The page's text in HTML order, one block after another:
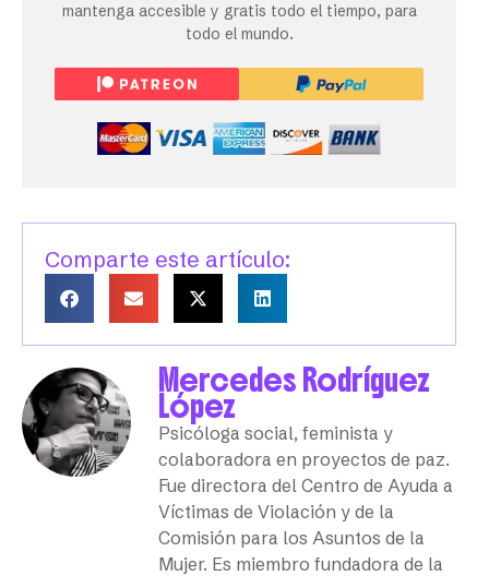
mantenga accesible y gratis todo el tiempo, para
todo el mundo.
Comparte este artículo:
Mercedes Rodríguez
López
Psicóloga social, feminista y
colaboradora en proyectos de paz.
Fue directora del Centro de Ayuda a
Víctimas de Violación y de la
Comisión para los Asuntos de la
Mujer. Es miembro fundadora de la